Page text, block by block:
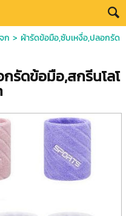
ก > ผ้ารัดข้อมือ,ซับเหงื่อ,ปลอกรัด
รัดข้อมือ,สกรีนโลโ